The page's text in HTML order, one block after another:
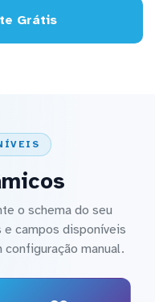
Grátis
o schema do seu
e campos disponíveis
manual.